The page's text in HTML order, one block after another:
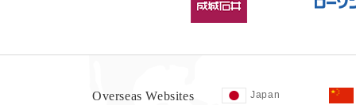
Overseas Websites Japan